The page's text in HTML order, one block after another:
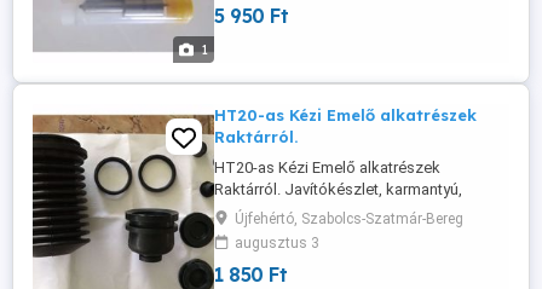
1
5 950 Ft
HT20-as Kézi Emelő alkatrészek
Raktárról.
HT20-as Kézi Emelő alkatrészek
Raktárról. Javítókészlet, karmantyú,
tengelyek, váz-elemek, csavarok,
perselyek, himba, tolórúd, állítócsavarok,
stb. A teljes javítólészlet, amiben a
gumitömítések vannak: 9500 Ft Bruttó.
Újfehértó, Szabolcs-Szatmár-Bereg
augusztus 3
1 850 Ft